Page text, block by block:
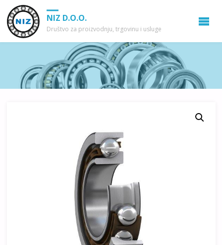
NIZ D.O.O.
Društvo za proizvodnju, trgovinu i usluge